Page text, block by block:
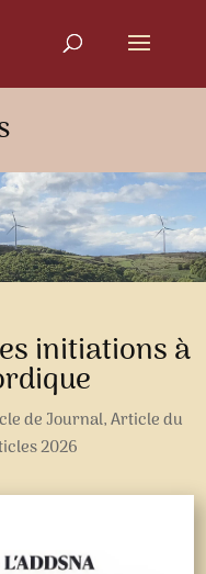
initiations à
de Journal,Article du
2026